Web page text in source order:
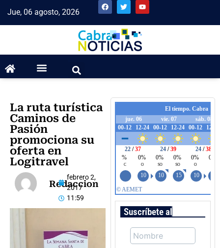
Jue, 06 agosto, 2026
La ruta turística
Caminos de
Pasión
promociona su
oferta en
Logitravel
Redaccion
febrero 2,
2017
11:59
Suscríbete al boletín